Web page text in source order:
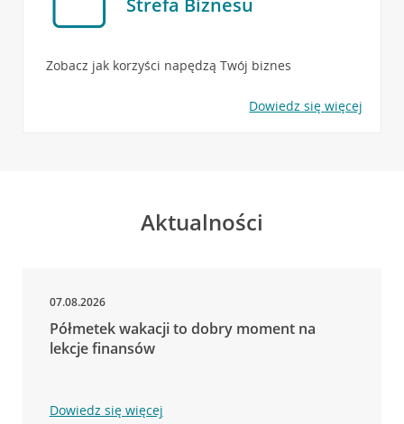
Strefa Biznesu
Zobacz jak korzyści napędzą Twój biznes
Dowiedz się więcej
Aktualności
07.08.2026
Półmetek wakacji to dobry moment na
lekcje finansów
Dowiedz się więcej